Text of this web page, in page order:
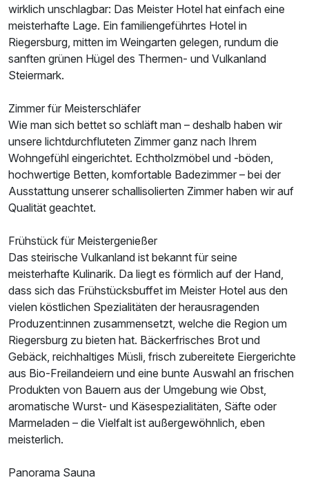
wirklich unschlagbar: Das Meister Hotel hat einfach eine
meisterhafte Lage. Ein familiengeführtes Hotel in
Riegersburg, mitten im Weingarten gelegen, rundum die
sanften grünen Hügel des Thermen- und Vulkanland
Steiermark.
Zimmer für Meisterschläfer
Wie man sich bettet so schläft man – deshalb haben wir
unsere lichtdurchfluteten Zimmer ganz nach Ihrem
Wohngefühl eingerichtet. Echtholzmöbel und -böden,
hochwertige Betten, komfortable Badezimmer – bei der
Ausstattung unserer schallisolierten Zimmer haben wir auf
Qualität geachtet.
Frühstück für Meistergenießer
Das steirische Vulkanland ist bekannt für seine
meisterhafte Kulinarik. Da liegt es förmlich auf der Hand,
dass sich das Frühstücksbuffet im Meister Hotel aus den
vielen köstlichen Spezialitäten der herausragenden
Produzent:innen zusammensetzt, welche die Region um
Riegersburg zu bieten hat. Bäckerfrisches Brot und
Gebäck, reichhaltiges Müsli, frisch zubereitete Eiergerichte
aus Bio-Freilandeiern und eine bunte Auswahl an frischen
Produkten von Bauern aus der Umgebung wie Obst,
aromatische Wurst- und Käsespezialitäten, Säfte oder
Marmeladen – die Vielfalt ist außergewöhnlich, eben
meisterlich.
Panorama Sauna